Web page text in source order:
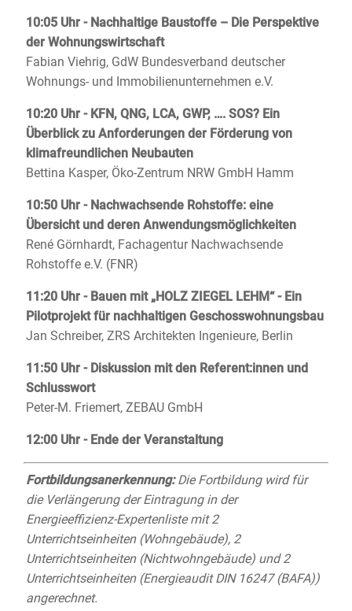
10:05 Uhr - Nachhaltige Baustoffe – Die Perspektive
der Wohnungswirtschaft
Fabian Viehrig, GdW Bundesverband deutscher
Wohnungs- und Immobilienunternehmen e.V.
10:20 Uhr - KFN, QNG, LCA, GWP, …. SOS? Ein
Überblick zu Anforderungen der Förderung von
klimafreundlichen Neubauten
Bettina Kasper, Öko-Zentrum NRW GmbH Hamm
10:50 Uhr - Nachwachsende Rohstoffe: eine
Übersicht und deren Anwendungsmöglichkeiten
René Görnhardt, Fachagentur Nachwachsende
Rohstoffe e.V. (FNR)
11:20 Uhr - Bauen mit „HOLZ ZIEGEL LEHM“ - Ein
Pilotprojekt für nachhaltigen Geschosswohnungsbau
Jan Schreiber, ZRS Architekten Ingenieure, Berlin
11:50 Uhr - Diskussion mit den Referent:innen und
Schlusswort
Peter-M. Friemert, ZEBAU GmbH
12:00 Uhr - Ende der Veranstaltung
Fortbildungsanerkennung:Die Fortbildung wird für
die Verlängerung der Eintragung in der
Energieeffizienz-Expertenliste mit 2
Unterrichtseinheiten (Wohngebäude), 2
Unterrichtseinheiten (Nichtwohngebäude) und 2
Unterrichtseinheiten (Energieaudit DIN 16247 (BAFA))
angerechnet.